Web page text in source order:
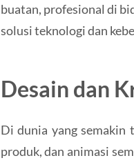
buatan, profesional di
solusi teknologi dan
Desain dan
Di dunia yang semakin
produk, dan animasi